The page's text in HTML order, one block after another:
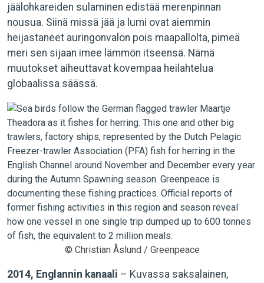
jäälohkareiden sulaminen edistää merenpinnan
nousua. Siinä missä jää ja lumi ovat aiemmin
heijastaneet auringonvalon pois maapallolta, pimeä
meri sen sijaan imee lämmön itseensä. Nämä
muutokset aiheuttavat kovempaa heilahtelua
globaalissa säässä.
© Christian Åslund / Greenpeace
2014, Englannin kanaali – Kuvassa saksalainen,